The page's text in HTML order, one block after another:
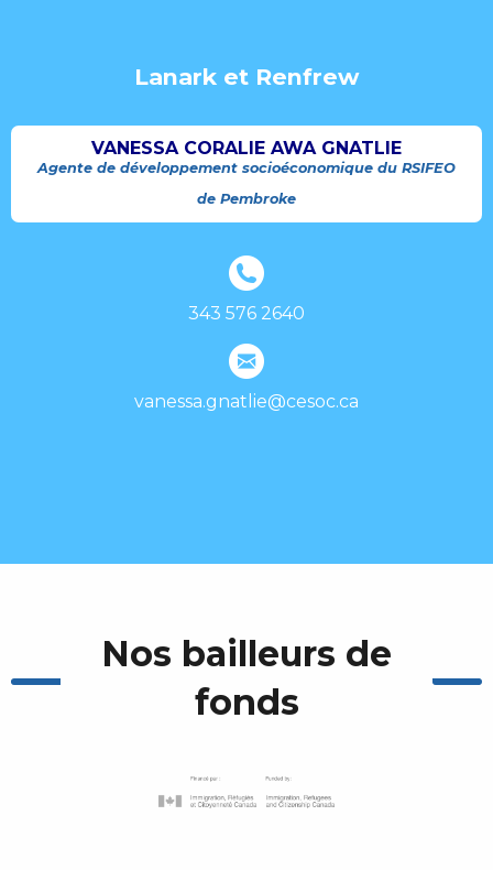
Lanark et Renfrew
VANESSA CORALIE AWA GNATLIE
Agente de développement socioéconomique du RSIFEO
de Pembroke
343 576 2640
vanessa.gnatlie@cesoc.ca
Nos bailleurs de
fonds